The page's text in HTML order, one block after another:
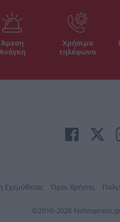
Άμεση
Χρήσιμα
τηλέφωνα
Εχεμύθειας Όροι Χρήσης
©2010-2026